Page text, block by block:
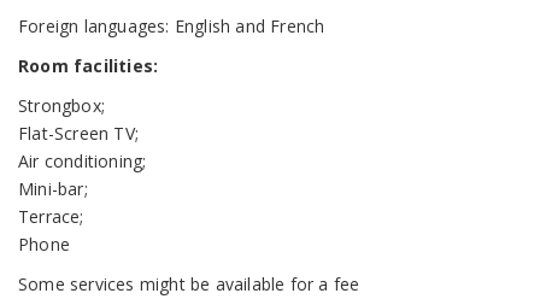
Foreign languages: English and French
Room facilities:
Strongbox;
Flat-Screen TV;
Air conditioning;
Mini-bar;
Terrace;
Phone
Some services might be available for a fee